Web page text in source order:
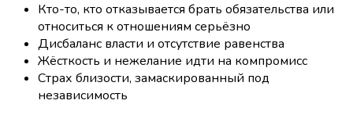
Кто-то, кто отказывается брать обязательства или
относиться к отношениям серьёзно
Дисбаланс власти и отсутствие равенства
Жёсткость и нежелание идти на компромисс
Страх близости, замаскированный под
независимость